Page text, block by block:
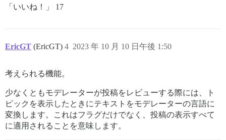
「いいね！」 17
EricGT (EricGT) 2023 年 10 月 10 日午後 1:50
4
考えられる機能。
少なくともモデレーターが投稿をレビューする際には、ト
ピックを表示したときにテキストをモデレーターの言語に
変換します。これはフラグだけでなく、投稿の表示すべて
に適用されることを意味します。